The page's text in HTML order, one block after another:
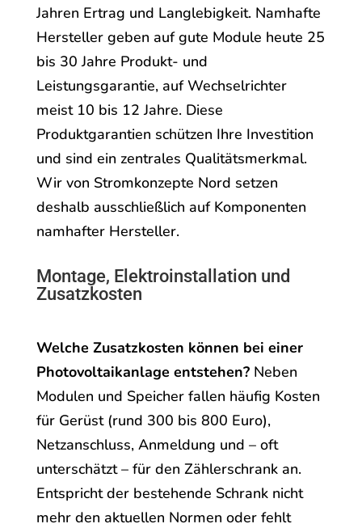
Jahren Ertrag und Langlebigkeit. Namhafte
Hersteller geben auf gute Module heute 25
bis 30 Jahre Produkt- und
Leistungsgarantie, auf Wechselrichter
meist 10 bis 12 Jahre. Diese
Produktgarantien schützen Ihre Investition
und sind ein zentrales Qualitätsmerkmal.
Wir von Stromkonzepte Nord setzen
deshalb ausschließlich auf Komponenten
namhafter Hersteller.
Montage, Elektroinstallation und
Zusatzkosten
Welche Zusatzkosten können bei einer
Photovoltaikanlage entstehen? Neben
Modulen und Speicher fallen häufig Kosten
für Gerüst (rund 300 bis 800 Euro),
Netzanschluss, Anmeldung und – oft
unterschätzt – für den Zählerschrank an.
Entspricht der bestehende Schrank nicht
mehr den aktuellen Normen oder fehlt